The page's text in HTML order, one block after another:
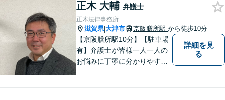
位 弁護士ドットコムランキ
ング（2024年7月-2026年7月
現在）】
正木 大輔 弁護士
正木法律事務所
滋賀県|大津市 京阪膳所駅 から徒歩10分
【京阪膳所駅10分】【駐車場
有】弁護士が皆様一人一人の
お悩みに丁寧に分かりやすく
詳細を見
る